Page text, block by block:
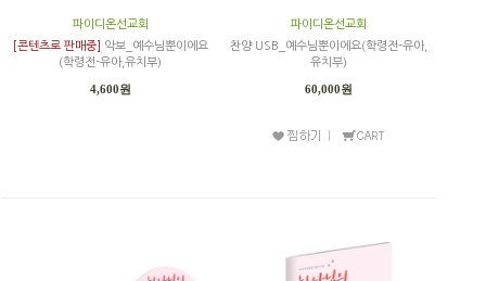
파이디온선교회
[콘텐츠로 판매중]
악보_예수님뿐이에요
(학령전-유아,유치부)
4,600원
파이디온선교회
찬양 USB_예수님뿐이에요(학령전-유아,
유치부)
60,000원